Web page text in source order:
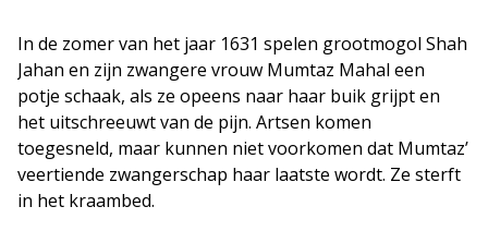
In de zomer van het jaar 1631 spelen grootmogol Shah
Jahan en zijn zwangere vrouw Mumtaz Mahal een
potje schaak, als ze opeens naar haar buik grijpt en
het uitschreeuwt van de pijn. Artsen komen
toegesneld, maar kunnen niet voorkomen dat Mumtaz’
veertiende zwangerschap haar laatste wordt. Ze sterft
in het kraambed.